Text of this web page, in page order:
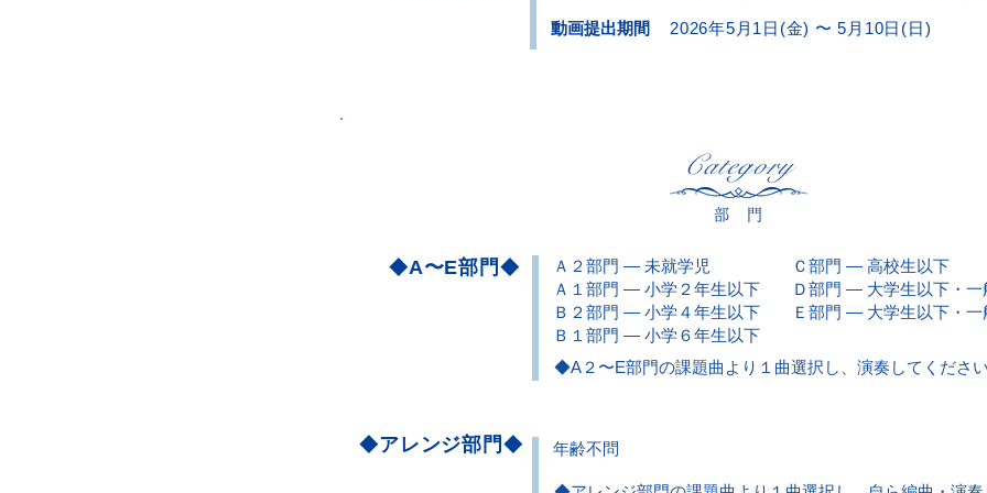
動画提出期間 2026年5月1日(金) 〜 5月10日(日)
Category
部 門
◆A〜E部門◆
Ａ２部門 ― 未就学児
Ａ１部門 ― 小学２年生以下
Ｂ２部門 ― 小学４年生以下
Ｂ１部門 ― 小学６年生以下
Ｃ部門 ― 高校生以下
Ｄ部門 ― 大学生以下・一
Ｅ部門 ― 大学生以下・一
◆A２〜E部門の課題曲より１曲選択し、演奏してください
◆アレンジ部門◆ 年齢不問